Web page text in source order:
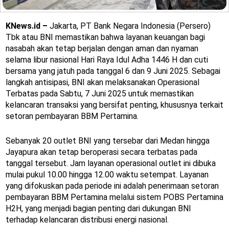
KNews.id – Jakarta, PT Bank Negara Indonesia (Persero)
Tbk atau BNI memastikan bahwa layanan keuangan bagi
nasabah akan tetap berjalan dengan aman dan nyaman
selama libur nasional Hari Raya Idul Adha 1446 H dan cuti
bersama yang jatuh pada tanggal 6 dan 9 Juni 2025. Sebagai
langkah antisipasi, BNI akan melaksanakan Operasional
Terbatas pada Sabtu, 7 Juni 2025 untuk memastikan
kelancaran transaksi yang bersifat penting, khususnya terkait
setoran pembayaran BBM Pertamina.
Sebanyak 20 outlet BNI yang tersebar dari Medan hingga
Jayapura akan tetap beroperasi secara terbatas pada
tanggal tersebut. Jam layanan operasional outlet ini dibuka
mulai pukul 10.00 hingga 12.00 waktu setempat. Layanan
yang difokuskan pada periode ini adalah penerimaan setoran
pembayaran BBM Pertamina melalui sistem POBS Pertamina
H2H, yang menjadi bagian penting dari dukungan BNI
terhadap kelancaran distribusi energi nasional.